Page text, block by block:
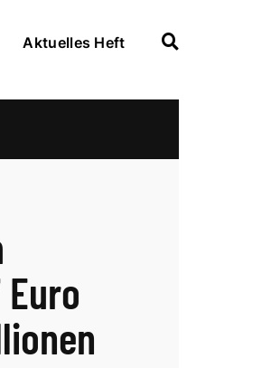
Aktuelles Heft